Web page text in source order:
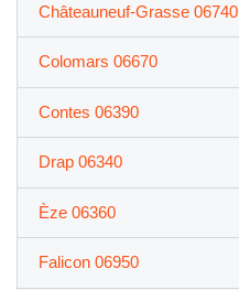
Châteauneuf-Grasse 06740
Colomars 06670
Contes 06390
Drap 06340
Èze 06360
Falicon 06950